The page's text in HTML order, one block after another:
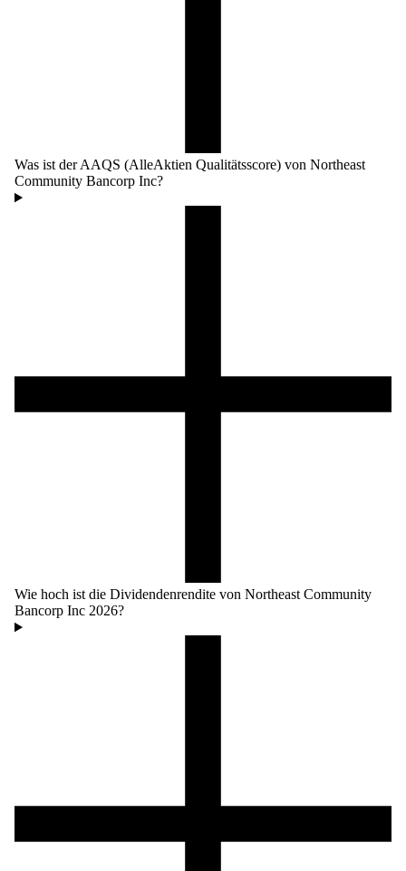
Was ist der AAQS (AlleAktien Qualitätsscore) von Northeast
Community Bancorp Inc?
Wie hoch ist die Dividendenrendite von Northeast Community
Bancorp Inc 2026?